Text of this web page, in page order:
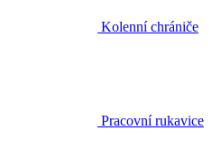
Kolenní chrániče
Pracovní rukavice